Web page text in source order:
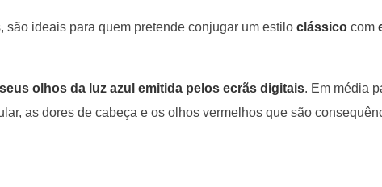
ideais para quem pretende conjugar um estilo clássico com
olhos da luz azul emitida pelos ecrãs digitais. Em média
as dores de cabeça e os olhos vermelhos que são